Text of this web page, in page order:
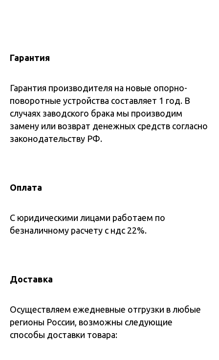
Гарантия
Гарантия производителя на новые опорно-
поворотные устройства составляет 1 год. В
случаях заводского брака мы производим
замену или возврат денежных средств согласно
законодательству РФ.
Оплата
С юридическими лицами работаем по
безналичному расчету с ндс 22%.
Доставка
Осуществляем ежедневные отгрузки в любые
регионы России, возможны следующие
способы доставки товара: